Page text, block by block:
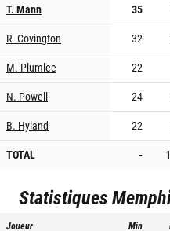
T. Mann
35
R. Covington
32
M. Plumlee
22
N. Powell
24
B. Hyland
22
TOTAL
-
Statistiques
Joueur Min